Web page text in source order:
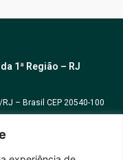
1ª Região – RJ
– Brasil CEP 20540-100